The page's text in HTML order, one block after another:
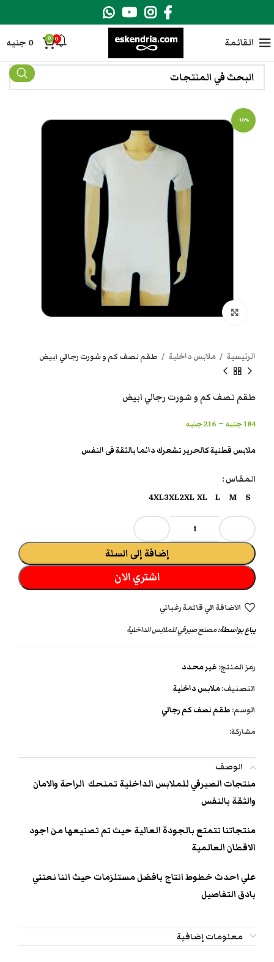
القائمة 0
0
0 جنيه
-10%
الرئيسية ملابس داخلية طقم نصف كم و شورت رجالي ابيض
طقم نصف كم و شورت رجالي ابيض
184جنيه –
216جنيه
ملابس قطنية كالحرير تشعرك دائما بالثقة فى النفس
المقاس
S
M
L
XL
2XL
3XL
4XL
إضافة إلى السلة
اشتري الان
الاضافة الي قائمة رغباتي
يباع بواسطة:مصنع صيرفي للملابس الداخلية
رمز المنتج: غير محدد
التصنيف:ملابس داخلية
الوسم: طقم نصف كم رجالي
مشاركة:
الوصف
منتجات الصيرفي للملابس الداخلية تمنحك الراحة والامان
والثقة بالنفس
منتجاتنا تتمتع بالجودة العالية حيث تم تصنيعها من اجود
الاقطان العالمية
علي احدث خطوط انتاج بافضل مستلزمات حيث اننا نعتني
بادق التفاصيل
معلومات إضافية